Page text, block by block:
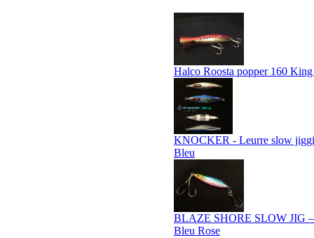
Halco Roosta popper 160
KNOCKER - Leurre slow
Bleu
BLAZE SHORE SLOW JIG
Bleu Rose